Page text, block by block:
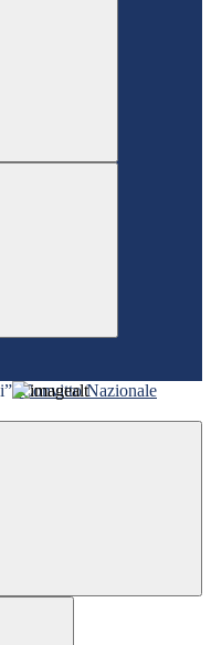
Convitto Nazionale